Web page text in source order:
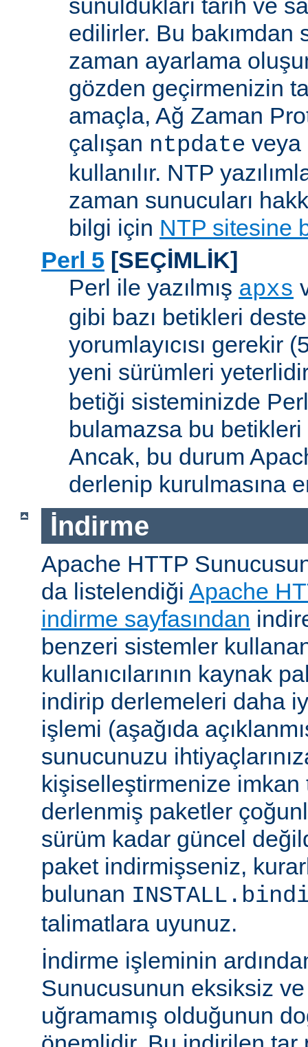
sunuldukları tarih ve
edilirler. Bu bakımdan
zaman ayarlama
gözden geçirmenizin
amaçla, Ağ Zaman
çalışan ntpdate veya
kullanılır. NTP
zaman sunucuları
bilgi için NTP sitesine
Perl 5 [SEÇİMLİK]
Perl ile yazılmış apxs
gibi bazı betikleri
yorumlayıcısı gerekir
yeni sürümleri
betiği sisteminizde Perl
bulamazsa bu betikleri
Ancak, bu durum
derlenip kurulmasına
İndirme
Apache HTTP
da listelendiği Apache
indirme sayfasından
benzeri sistemler
kullanıcılarının kaynak
indirip derlemeleri daha
işlemi (aşağıda
sunucunuzu
kişiselleştirmenize imkan
derlenmiş paketler
sürüm kadar güncel
paket indirmişseniz,
bulunan
talimatlara uyunuz.
İndirme işleminin
Sunucusunun eksiksiz
uğramamış olduğunun